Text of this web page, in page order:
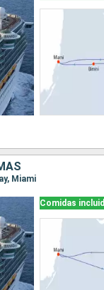
Miami
Comidas